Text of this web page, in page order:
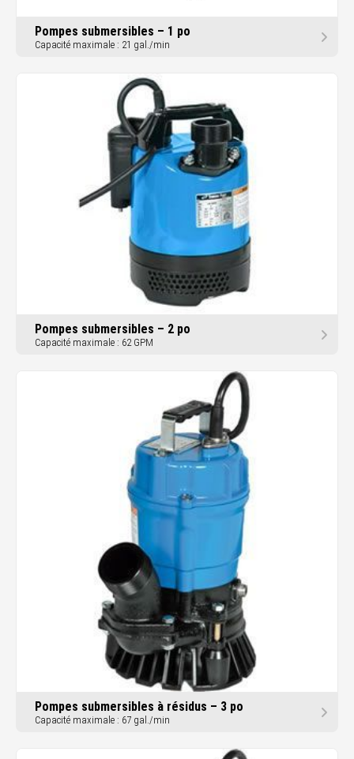
Pompes submersibles – 1 po
Capacité maximale : 21 gal./min
Pompes submersibles – 2 po
Capacité maximale : 62 GPM
Pompes submersibles à résidus – 3 po
Capacité maximale : 67 gal./min